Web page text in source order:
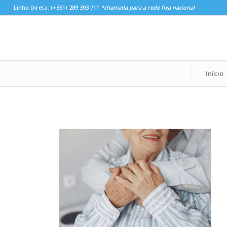
Linha Direta: (+351) 289 393 711 *chamada para a rede fixa nacional
Início